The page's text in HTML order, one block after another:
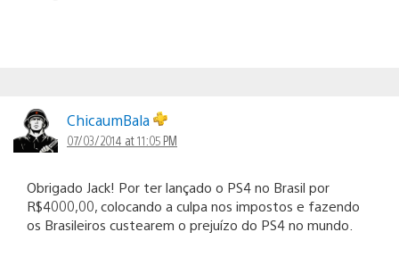
ChicaumBala
07/03/2014 at 11:05 PM
Obrigado Jack! Por ter lançado o PS4 no Brasil por
R$4000,00, colocando a culpa nos impostos e fazendo
os Brasileiros custearem o prejuízo do PS4 no mundo.